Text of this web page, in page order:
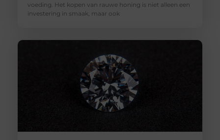
voeding. Het kopen van rauwe honing is niet alleen een
investering in smaak, maar ook